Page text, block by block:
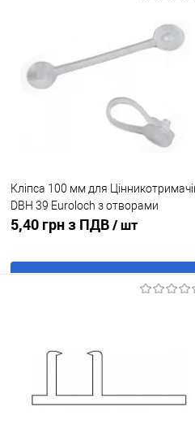
Кліпса 100 мм для
DBH 39 Euroloch з отворами
5,40 грн з ПДВ/ шт